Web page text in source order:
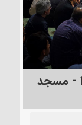
شب دوم دهه سوم محرم ۱‌۴‌۴‌۷ - مسجد